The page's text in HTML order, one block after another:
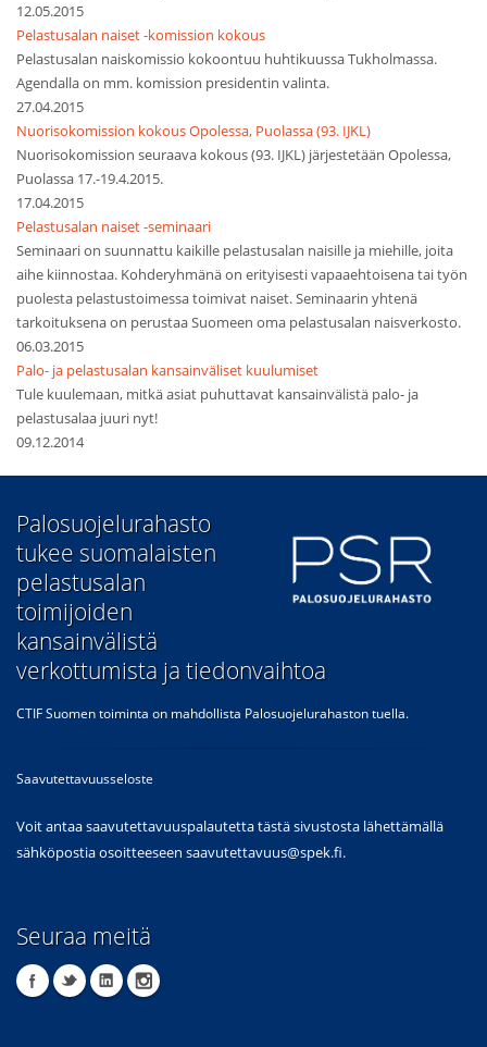
12.05.2015
Pelastusalan naiset -komission kokous
Pelastusalan naiskomissio kokoontuu huhtikuussa Tukholmassa.
Agendalla on mm. komission presidentin valinta.
27.04.2015
Nuorisokomission kokous Opolessa, Puolassa (93. IJKL)
Nuorisokomission seuraava kokous (93. IJKL) järjestetään Opolessa,
Puolassa 17.-19.4.2015.
17.04.2015
Pelastusalan naiset -seminaari
Seminaari on suunnattu kaikille pelastusalan naisille ja miehille, joita
aihe kiinnostaa. Kohderyhmänä on erityisesti vapaaehtoisena tai työn
puolesta pelastustoimessa toimivat naiset. Seminaarin yhtenä
tarkoituksena on perustaa Suomeen oma pelastusalan naisverkosto.
06.03.2015
Palo- ja pelastusalan kansainväliset kuulumiset
Tule kuulemaan, mitkä asiat puhuttavat kansainvälistä palo- ja
pelastusalaa juuri nyt!
09.12.2014
​Palosuojelurahasto
tukee suomalaisten
pelastusalan
toimijoiden
kansainvälistä
verkottumista ja tiedonvaihtoa
CTIF Suomen toiminta on mahdollista Palosuojelurahaston tuella.
Saavutettavuusseloste
Voit antaa saavutettavuuspalautetta tästä sivustosta lähettämällä
sähköpostia osoitteeseen saavutettavuus@spek.fi.
Seuraa meitä